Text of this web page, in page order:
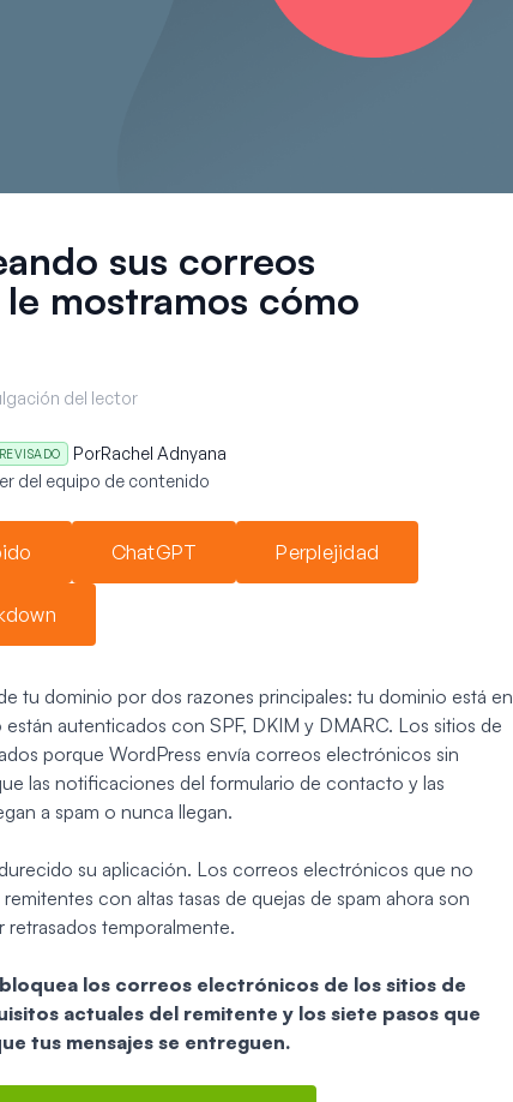
sus correos
mostramos cómo
del lector
REVISADO PorRachel Adnyana
del equipo de contenido
ChatGPT Perplejidad
tu dominio por dos razones principales: tu dominio está en
autenticados con SPF, DKIM y DMARC. Los sitios de
porque WordPress envía correos electrónicos sin
las notificaciones del formulario de contacto y las
a spam o nunca llegan.
su aplicación. Los correos electrónicos que no
con altas tasas de quejas de spam ahora son
temporalmente.
los correos electrónicos de los sitios de
actuales del remitente y los siete pasos que
tus mensajes se entreguen.